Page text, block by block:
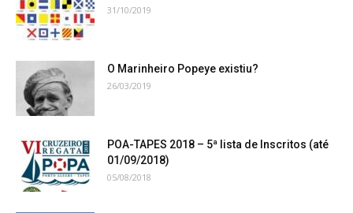
31/10/2019
O Marinheiro Popeye existiu?
26/03/2019
POA-TAPES 2018 – 5ª lista de Inscritos (até
01/09/2018)
05/08/2018